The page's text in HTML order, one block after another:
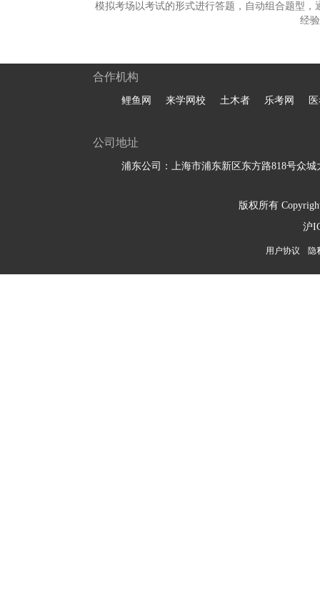
模拟考场以考试的形式进行答题，自动组合题型
经
合作机构
鲤鱼网 来学网校 土木者 乐考网
公司地址
浦东公司：上海市浦东新区东方路818号众城
版权所有
沪
用户协议 隐